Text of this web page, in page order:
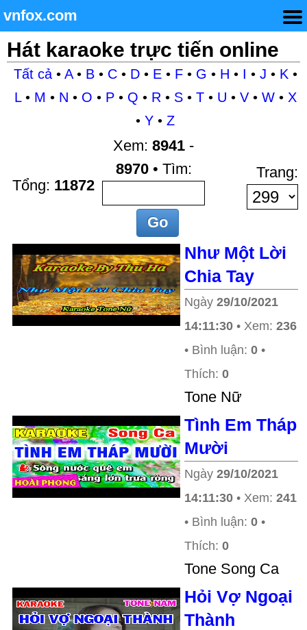
vnfox.com
Hát karaoke trực tiến online
Tất cả• A• B• C• D• E• F• G • H • I • J • K •
L• M • N • O • P• Q • R • S• T• U • V• W• X
• Y • Z
Tổng: 11872
Xem: 8941 -
8970• Tìm: Trang:
Như Một Lời
Chia Tay
Ngày 29/10/2021
14:11:30 • Xem: 236
• Bình luận: 0 •
Thích: 0
Tone Nữ
Tình Em Tháp
Mười
Ngày 29/10/2021
14:11:30 • Xem: 241
• Bình luận: 0 •
Thích: 0
Tone Song Ca
Hỏi Vợ Ngoại
Thành